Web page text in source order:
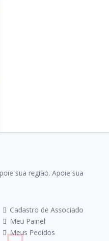
sua região. Apoie sua
Cadastro de Associado
Meu Painel
Meus Pedidos